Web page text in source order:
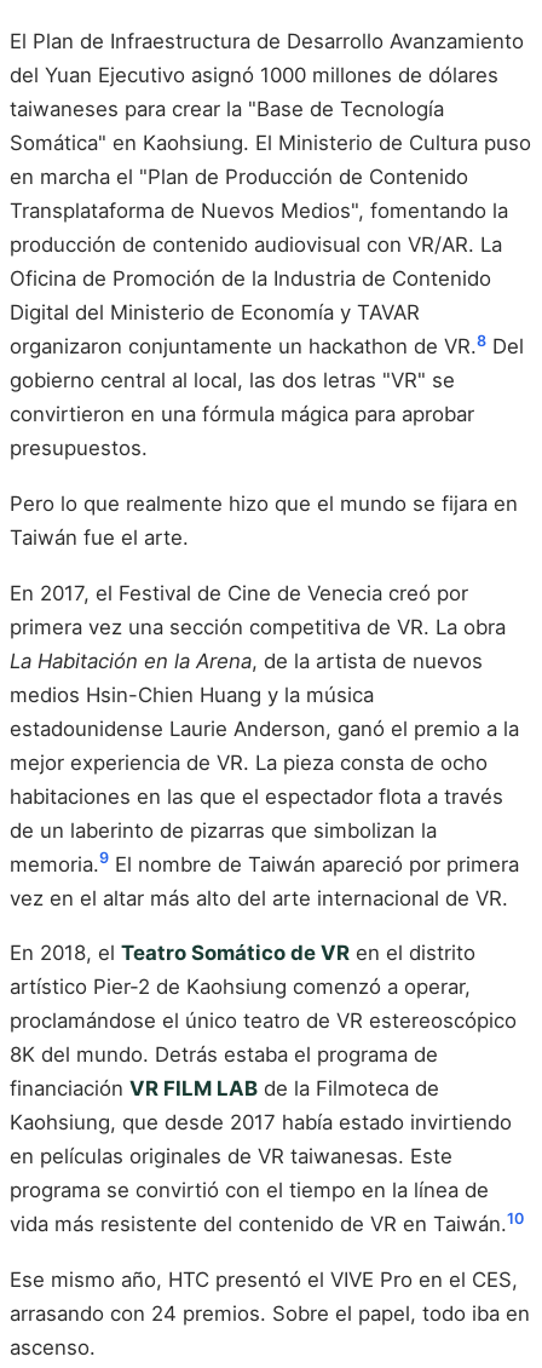
El Plan de Infraestructura de Desarrollo Avanzamiento
del Yuan Ejecutivo asignó 1000 millones de dólares
taiwaneses para crear la "Base de Tecnología
Somática" en Kaohsiung. El Ministerio de Cultura puso
en marcha el "Plan de Producción de Contenido
Transplataforma de Nuevos Medios", fomentando la
producción de contenido audiovisual con VR/AR. La
Oficina de Promoción de la Industria de Contenido
Digital del Ministerio de Economía y TAVAR
organizaron conjuntamente un hackathon de VR.8 Del
gobierno central al local, las dos letras "VR" se
convirtieron en una fórmula mágica para aprobar
presupuestos.
Pero lo que realmente hizo que el mundo se fijara en
Taiwán fue el arte.
En 2017, el Festival de Cine de Venecia creó por
primera vez una sección competitiva de VR. La obra
La Habitación en la Arena, de la artista de nuevos
medios Hsin-Chien Huang y la música
estadounidense Laurie Anderson, ganó el premio a la
mejor experiencia de VR. La pieza consta de ocho
habitaciones en las que el espectador flota a través
de un laberinto de pizarras que simbolizan la
memoria.9 El nombre de Taiwán apareció por primera
vez en el altar más alto del arte internacional de VR.
En 2018, el Teatro Somático de VR en el distrito
artístico Pier-2 de Kaohsiung comenzó a operar,
proclamándose el único teatro de VR estereoscópico
8K del mundo. Detrás estaba el programa de
financiación VR FILM LAB de la Filmoteca de
Kaohsiung, que desde 2017 había estado invirtiendo
en películas originales de VR taiwanesas. Este
programa se convirtió con el tiempo en la línea de
vida más resistente del contenido de VR en Taiwán.10
Ese mismo año, HTC presentó el VIVE Pro en el CES,
arrasando con 24 premios. Sobre el papel, todo iba en
ascenso.